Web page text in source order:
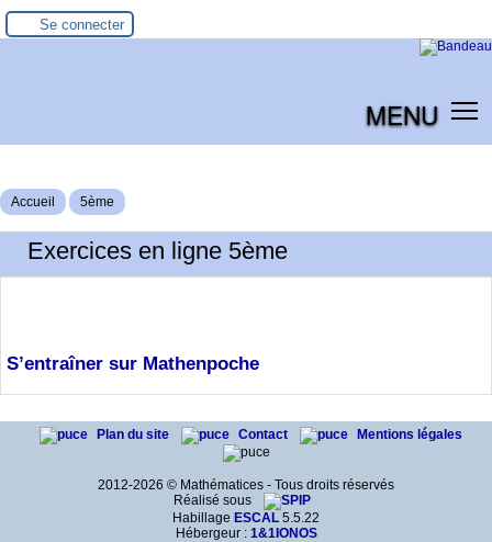
Se connecter
MENU
Accueil 5ème
Exercices en ligne 5ème
S’entraîner sur Mathenpoche
Plan du site Contact Mentions légales
2012-2026 © Mathématices - Tous droits réservés
Réalisé sous
Habillage ESCAL 5.5.22
Hébergeur : 1&1IONOS